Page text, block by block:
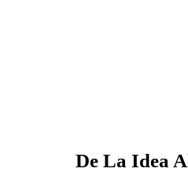
De La Idea